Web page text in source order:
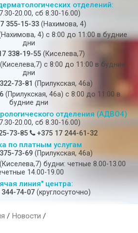
отделений:
20.00, сб 8.30-16.00)
355-15-33 (Нахимова, 4)
4) c 8:00 до 11:00 в будние
дни
338-19-55(Киселева,7)
(Киселева,7) c 8:00 до 11:00 в будние
дни
73-81 (Прилукская, 46а)
(Прилукская, 46а) c 8:00 до 11:00 в
будние дни
отделения (АДВО4)
20.00, сб 8.30-16.00)
73-85
+375 17 244-61-32
по платным услугам
73-69 (Прилукская, 46а)
(Киселева,7) будни: четные 8.00-13.00
14.00-19.00
линия" центра:
74-07 (круглосуточно)
/ Новости /